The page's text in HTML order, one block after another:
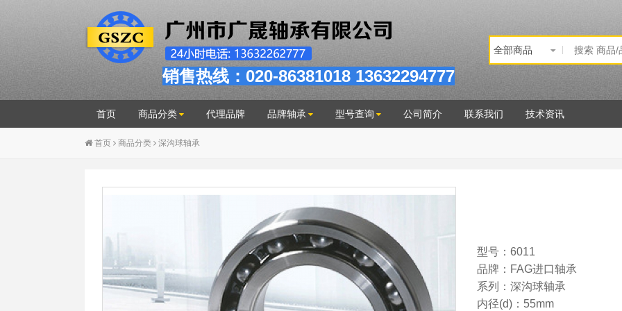
销售热线：020-86381018 13632294777
首页 商品分类 代理品牌 品牌轴承 型号查询 公司简介 联系我们 技术资讯
首页 商品分类 深沟球轴承
型号：6011
品牌：FAG进口轴承
系列：深沟球轴承
内径(d)：55mm